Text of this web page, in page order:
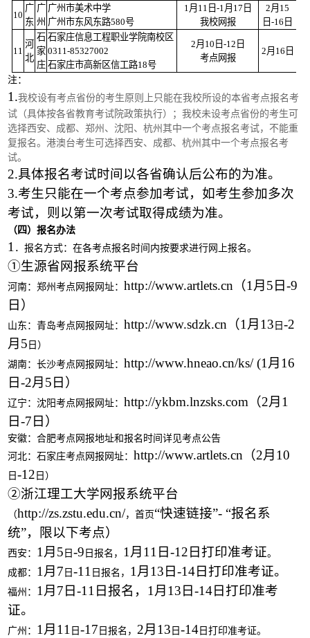
10
广
东
广
州
广州市美术中学
广州市东风东路580号
1月11日-1月17日
我校网报
2月15
日-16日
11
河
北
石
家
庄
石家庄信息工程职业学院南校区
0311-85327002
石家庄市高新区信工路18号
2月10日-12日
考点网报
2月16日
注：
1 .我校设有考点省份的考生原则上 只能在我校所设的本省考点报名考
试 （具体按各省教育考试院政策执行）
；我校未设考点省份的考生可
选择西安、 成都、郑州、 沈阳、杭州其中一个考点报名考试，不能重
复报名。港澳台考生可选择西安、成都、杭州其中一个考点报名考
试。
2.具体报名考试时间以各省确认后公布的为准。
3.考生只能在一个考点参加考试，如考生参加多次
考试，则以第一次考试取得成绩为准。
（四）报名办法
1 ．报名方式：在各考点报名时间内按要求进行网上报名。
①生源省网报系统平台
河南：郑州考点网报网址：http://www.artlets.cn（1月5日-9
日）
山东：青岛考点网报网址：http://www.sdzk.cn（1月13 日-2
月5 日）
湖南：长沙考点网报网址：http://www.hneao.cn/ks/(1月16
日-2月5日）
辽宁：沈阳考点网报网址：http://ykbm.lnzsks.com（2月1
日-7日）
安徽：合肥考点网报地址和报名时间详见考点公告
河北：石家庄考点网报网址：http://www.artlets.cn（2月10
日-12 日）
②浙江理工大学网报系统平台
（http://zs.zstu.edu.cn/，首页 “快速链接”- “报名系
统”，限以下考点）
西安： 1月5 日-9 日报名， 1月11日-12日打印准考证。
成都： 1月7 日-11 日报名， 1月13日-14日打印准考证。
福州： 1月7日-11日报名，1月13日-14日打印准考
证。
广州： 1月11 日-17 日报名，2月13 日-14 日打印准考证。